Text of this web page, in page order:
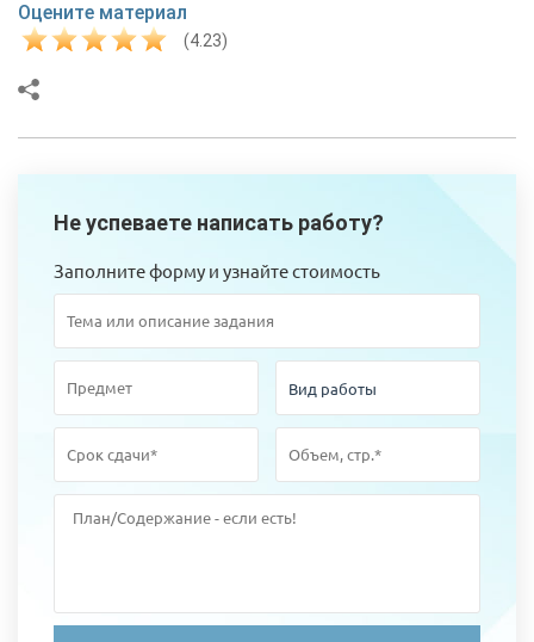
Оцените материал
(4.23)
Не успеваете написать работу?
Заполните форму и узнайте стоимость